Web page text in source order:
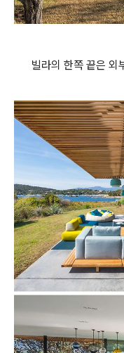
빌라의 한쪽 끝은 외